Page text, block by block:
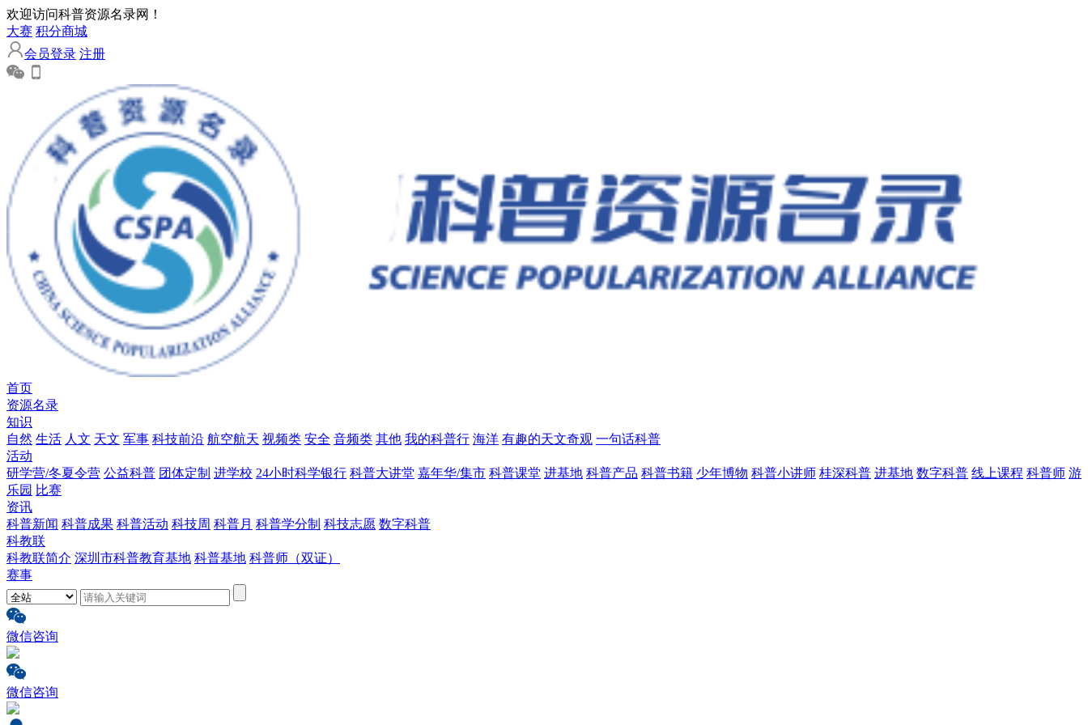
欢迎访问科普资源名录网！
大赛 积分商城
会员登录 注册
首页
资源名录
知识
自然 生活 人文 天文 军事 科技前沿 航空航天 视频类 安全 音频类 其他 我的科普行 海洋 有趣的天文奇观 一句话科普
活动
研学营/冬夏令营 公益科普 团体定制 进学校 24小时科学银行 科普大讲堂 嘉年华/集市 科普课堂 进基地 科普产品 科普书籍 少年博物 科普小讲师 桂深科普 进基地 数字科普 线上课程 科普师 游
乐园 比赛
资讯
科普新闻 科普成果 科普活动 科技周 科普月 科普学分制 科技志愿 数字科普
科教联
科教联简介 深圳市科普教育基地 科普基地 科普师（双证）
赛事
微信咨询
微信咨询